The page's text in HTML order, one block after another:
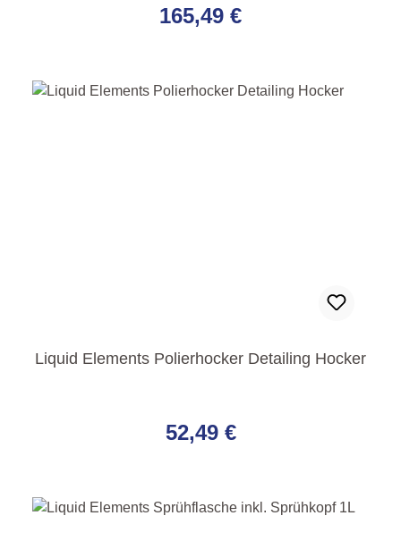
165,49 €
Liquid Elements Polierhocker Detailing Hocker
52,49 €